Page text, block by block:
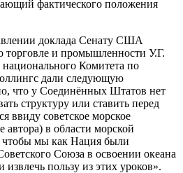
фактического положения
доклада Сенату США
торговле и промышленности У.Г.
Комитета по
дали следующую
что у Соединённых Штатов нет
структуру или ставить перед
ввиду советское морское
в области морской
мы как Нация были
Союза в освоении океана
пользу из этих уроков».